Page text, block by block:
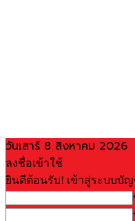
วันเสาร์ 8 สิงหาคม 2026
ลงชื่อเข้าใช้
ยินดีต้อนรับ! เข้าสู่ระบบบั